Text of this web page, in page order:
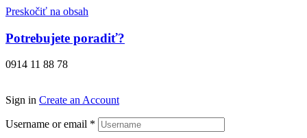
Preskočiť na obsah
Potrebujete poradiť?
0914 11 88 78
Sign in Create an Account
Username or email *